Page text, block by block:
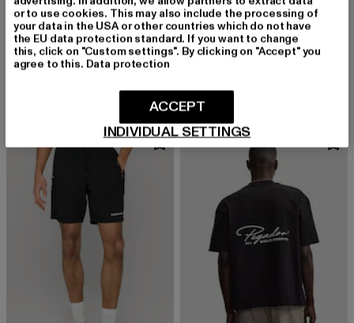
PEGADOR
Lagos Oversized Soft Rib
PEGADOR
Lagos Soft Rib
or to use cookies. This may also include the processing of
your data in the USA or other countries which do not have
the EU data protection standard. If you want to change
this, click on "Custom settings". By clicking on "Accept" you
agree to this. Data protection
INDIVIDUAL SETTINGS
ACCEPT